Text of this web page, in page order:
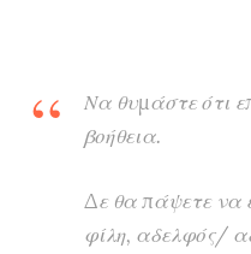
Να θυμάστε ότι
βοήθεια.
Δε θα πάψετε να
φίλη, αδελφός/